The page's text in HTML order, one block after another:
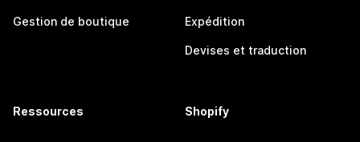
Gestion de boutique Expédition
Devises et traduction
Ressources Shopify